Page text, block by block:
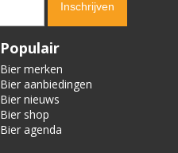
Populair
Bier merken
Bier aanbiedingen
Bier nieuws
Bier shop
Bier agenda